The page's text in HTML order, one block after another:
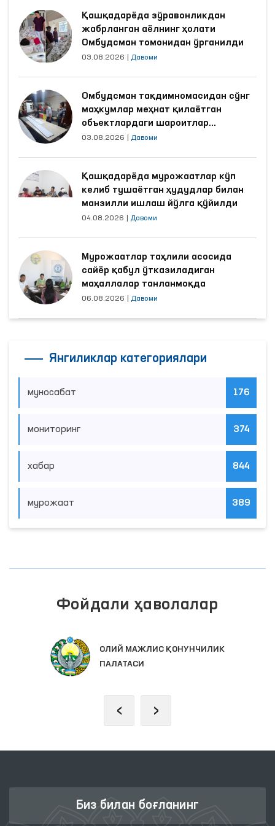
Қашқадарёда зўравонликдан
жабрланган аёлнинг ҳолати
Омбудсман томонидан ўрганилди
03.08.2026 Давоми
Омбудсман тақдимномасидан сўнг
маҳкумлар меҳнат қилаётган
объектлардаги шароитлар
яхшиланди
03.08.2026 Давоми
Қашқадарёда мурожаатлар кўп
келиб тушаётган ҳудудлар билан
манзилли ишлаш йўлга қўйилди
04.08.2026 Давоми
Мурожаатлар таҳлили асосида
сайёр қабул ўтказиладиган
маҳаллалар танланмоқда
06.08.2026 Давоми
Янгиликлар категориялари
муносабат 176
мониторинг 374
хабар 844
мурожаат 389
Фойдали ҳаволалар
ОЛИЙ МАЖЛИС ҚОНУНЧИЛИК
ПАЛАТАСИ
‹ ›
Биз билан боғланинг